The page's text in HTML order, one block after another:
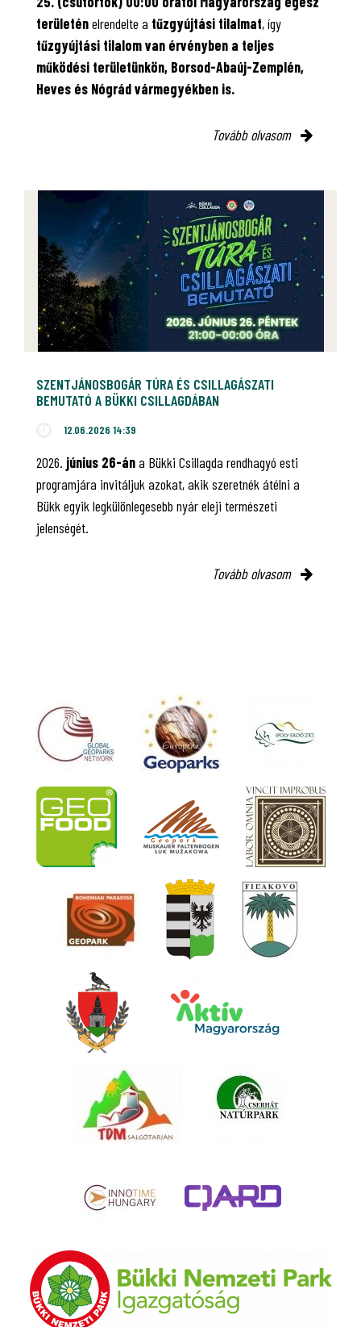
területénelrendelte a tűzgyújtási tilalmat, így
tűzgyújtási tilalom van érvényben a teljes
működési területünkön, Borsod-Abaúj-Zemplén,
Heves és Nógrád vármegyékben is.
Tovább olvasom
SZENTJÁNOSBOGÁR TÚRA ÉS CSILLAGÁSZATI
BEMUTATÓ A BÜKKI CSILLAGDÁBAN
12.06.2026 14:39
2026. június 26-ána Bükki Csillagda rendhagyó esti
programjára invitáljuk azokat, akik szeretnék átélni a
Bükk egyik legkülönlegesebb nyár eleji természeti
jelenségét.
Tovább olvasom